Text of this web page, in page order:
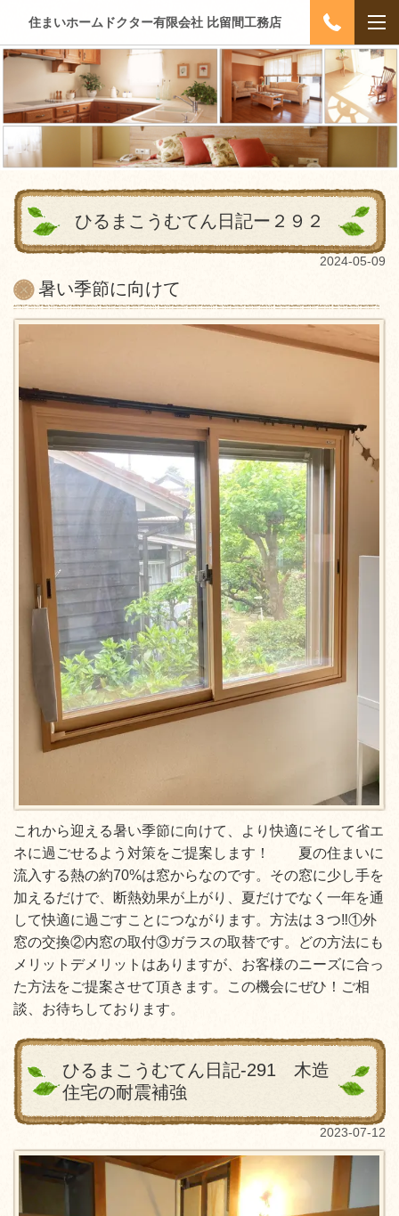
住まいホームドクター有限会社 比留間工務店
ひるまこうむてん日記ー２９２
2024-05-09
暑い季節に向けて
これから迎える暑い季節に向けて、より快適にそして省エ
ネに過ごせるよう対策をご提案します！ 夏の住まいに
流入する熱の約70%は窓からなのです。その窓に少し手を
加えるだけで、断熱効果が上がり、夏だけでなく一年を通
して快適に過ごすことにつながります。方法は３つ‼①外
窓の交換②内窓の取付③ガラスの取替です。どの方法にも
メリットデメリットはありますが、お客様のニーズに合っ
た方法をご提案させて頂きます。この機会にぜひ！ご相
談、お待ちしております。
ひるまこうむてん日記-291 木造
住宅の耐震補強
2023-07-12